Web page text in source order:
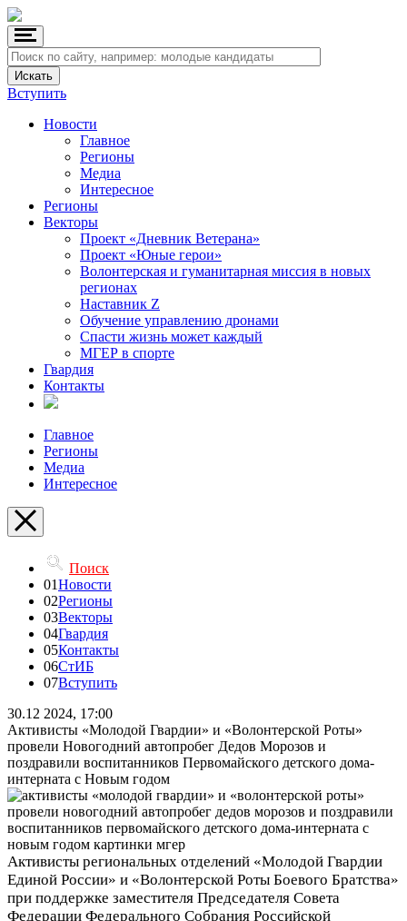
Вступить
Новости
Главное
Регионы
Медиа
Интересное
Регионы
Векторы
Проект «Дневник Ветерана»
Проект «Юные герои»
Волонтерская и гуманитарная миссия в новых
регионах
Наставник Z
Обучение управлению дронами
Спасти жизнь может каждый
МГЕР в спорте
Гвардия
Контакты
Главное
Регионы
Медиа
Интересное
Поиск
01Новости
02Регионы
03Векторы
04Гвардия
05Контакты
06СтИБ
07Вступить
30.12 2024, 17:00
Активисты «Молодой Гвардии» и «Волонтерской Роты»
провели Новогодний автопробег Дедов Морозов и
поздравили воспитанников Первомайского детского дома-
интерната с Новым годом
Активисты региональных отделений «Молодой Гвардии
Единой России» и «Волонтерской Роты Боевого Братства»
при поддержке заместителя Председателя Совета
Федерации Федерального Собрания Российской